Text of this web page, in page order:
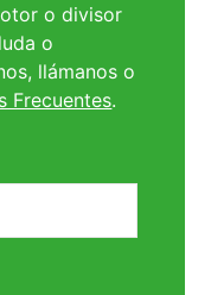
o divisor
o
llámanos o
Frecuentes.